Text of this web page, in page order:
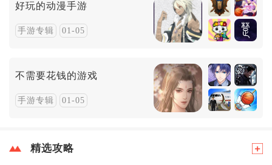
好玩的动漫手游
手游专辑 01-05
不需要花钱的游戏
手游专辑 01-05
精选攻略